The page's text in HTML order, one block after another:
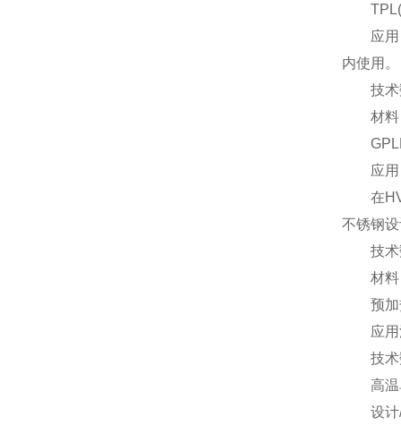
TPL(
应用：
内使用。
技术数
材料：
应用：
在
不锈钢
技术数
材料
预加
应用油
技术数
高温
设计/